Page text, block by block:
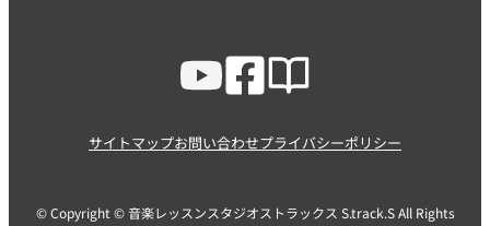
サイトマップお問い合わせプライバシーポリシー
© Copyright © 音楽レッスンスタジオストラックス S.track.S All Rights